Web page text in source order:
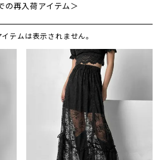
の再入荷アイテム＞
テムは表示されません。